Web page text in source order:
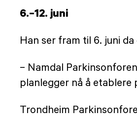
6.–12. juni
Han ser fram til 6. juni
– Namdal
planlegger nå å
Trondheim